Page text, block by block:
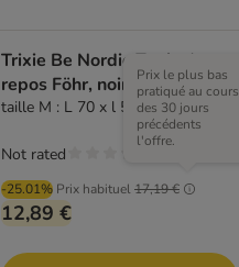
Trixie Be Nordic Tapis de
repos Föhr, noir/sable
taille M : L 70 x l 55 cm
-25.01% Prix habituel17,19 €
Prix le plus bas
pratiqué au cours
des 30 jours
précédents
l'offre.
12,89 €
Not rated